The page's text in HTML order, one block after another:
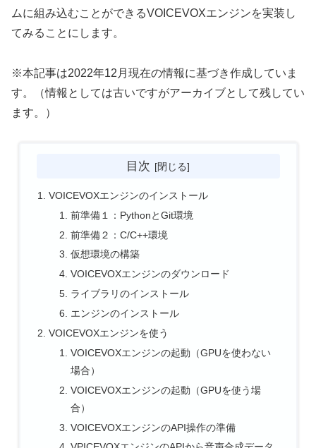
ムに組み込むことができるVOICEVOXエンジンを実装し
てみることにします。
※本記事は2022年12月現在の情報に基づき作成していま
す。（情報としては古いですがアーカイブとして残してい
ます。）
目次
VOICEVOXエンジンのインストール
前準備１：PythonとGit環境
前準備２：C/C++環境
仮想環境の構築
VOICEVOXエンジンのダウンロード
ライブラリのインストール
エンジンのインストール
VOICEVOXエンジンを使う
VOICEVOXエンジンの起動（GPUを使わない
場合）
VOICEVOXエンジンの起動（GPUを使う場
合）
VOICEVOXエンジンのAPI操作の準備